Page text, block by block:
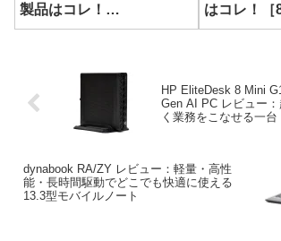
製品はコレ！
［2026/7/3(金)12:59まで］
はコレ！［
まで］
HP EliteDesk 8 Mini
Gen AI PC レビュー
く業務をこなせる一台
dynabook RA/ZY レビュー：軽量・高性
能・長時間駆動でどこでも快適に使える
13.3型モバイルノート